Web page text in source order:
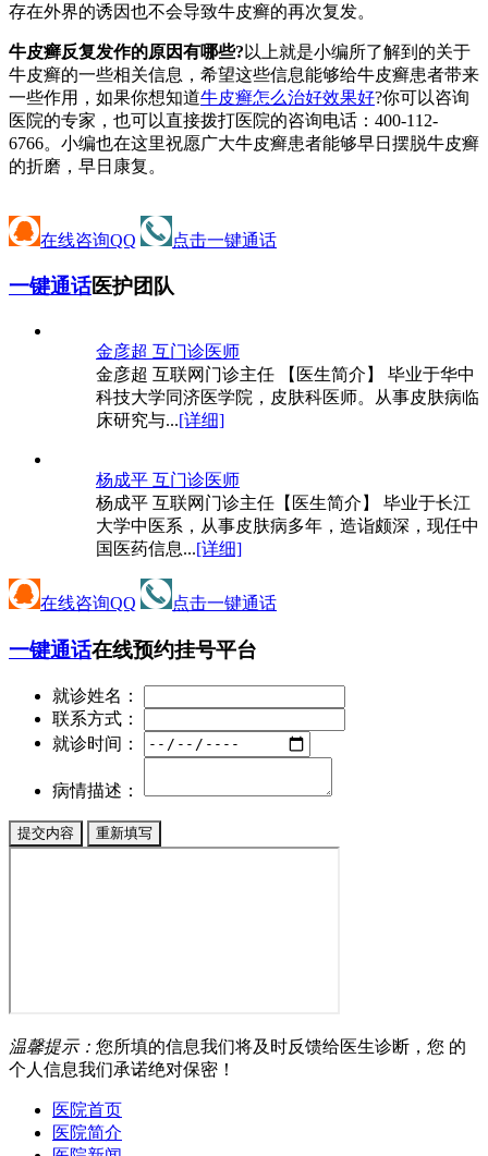
存在外界的诱因也不会导致牛皮癣的再次复发。
牛皮癣反复发作的原因有哪些? 以上就是小编所了解到的关于
牛皮癣的一些相关信息，希望这些信息能够给牛皮癣患者带来
一些作用，如果你想知道牛皮癣怎么治好效果好?你可以咨询
医院的专家，也可以直接拨打医院的咨询电话：400-112-
6766。小编也在这里祝愿广大牛皮癣患者能够早日摆脱牛皮癣
的折磨，早日康复。
在线咨询QQ 点击一键通话
一键通话医护团队
金彦超 互门诊医师
金彦超 互联网门诊主任 【医生简介】 毕业于华中
科技大学同济医学院，皮肤科医师。从事皮肤病临
床研究与...[详细]
杨成平 互门诊医师
杨成平 互联网门诊主任【医生简介】 毕业于长江
大学中医系，从事皮肤病多年，造诣颇深，现任中
国医药信息...[详细]
在线咨询QQ 点击一键通话
一键通话在线预约挂号平台
就诊姓名：
联系方式：
就诊时间：
病情描述：
温馨提示： 您所填的信息我们将及时反馈给医生诊断，您 的
个人信息我们承诺绝对保密！
医院首页
医院简介